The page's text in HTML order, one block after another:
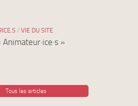
/ VIE DU SITE
»
Tous les articles